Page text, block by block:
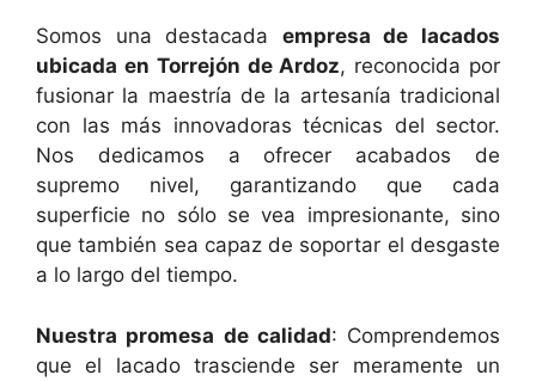
Somos una destacada empresa de lacados
ubicada en Torrejón de Ardoz, reconocida por
fusionar la maestría de la artesanía tradicional
con las más innovadoras técnicas del sector.
Nos dedicamos a ofrecer acabados de
supremo nivel, garantizando que cada
superficie no sólo se vea impresionante, sino
que también sea capaz de soportar el desgaste
a lo largo del tiempo.
Nuestra promesa de calidad: Comprendemos
que el lacado trasciende ser meramente un